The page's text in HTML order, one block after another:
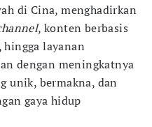
di Cina, menghadirkan
, konten berbasis
layanan
dengan meningkatnya
unik, bermakna, dan
gaya hidup